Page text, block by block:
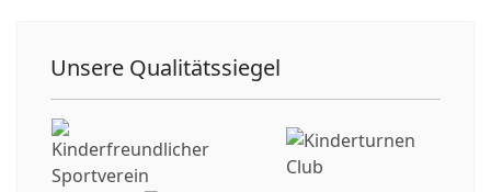
Unsere Qualitätssiegel